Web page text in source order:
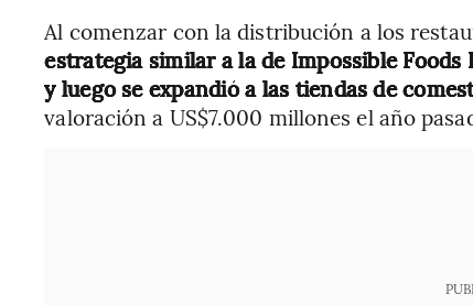
Al comenzar con la distribución a los
estrategia similar a la de Impossible
y luego se expandió a las tiendas de
valoración a US$7.000 millones el año